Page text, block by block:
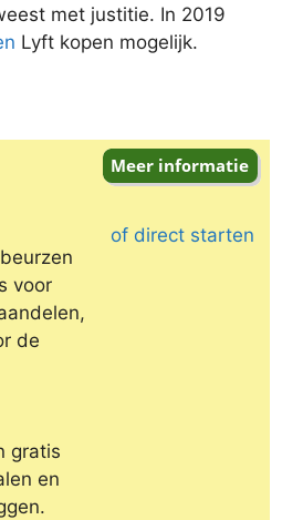
met justitie. In 2019
Lyft kopen mogelijk.
voor
de
gratis
en
of direct starten